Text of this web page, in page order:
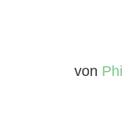
von